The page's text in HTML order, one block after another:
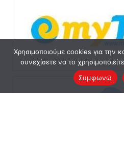
Χρησιμοποιούμε cookies για την
συνεχίσετε να το
Συμφωνώ